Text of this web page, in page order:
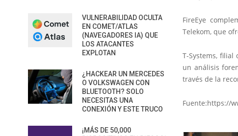
FireEye
Telekom, que
T-Systems, filial
un análisis
través de la
Fuente:https://
VULNERABILIDAD OCULTA
EN COMET/ATLAS
(NAVEGADORES IA) QUE
LOS ATACANTES
EXPLOTAN
¿HACKEAR UN MERCEDES
O VOLKSWAGEN CON
BLUETOOTH? SOLO
NECESITAS UNA
CONEXIÓN Y ESTE TRUCO
¡MÁS DE 50,000